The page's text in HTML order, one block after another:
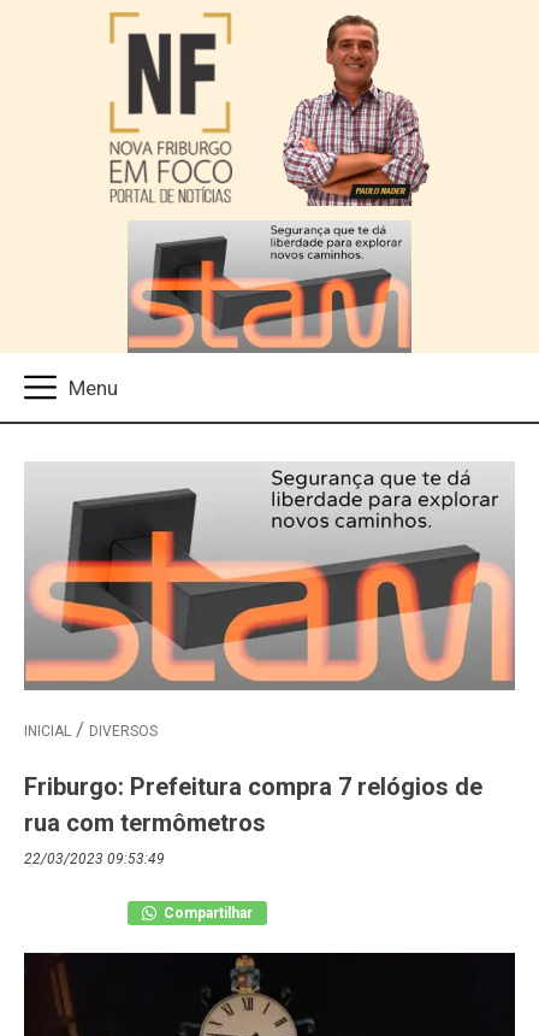
INICIAL DIVERSOS
Friburgo: Prefeitura compra 7 relógios de
rua com termômetros
22/03/2023 09:53:49
Compartilhar